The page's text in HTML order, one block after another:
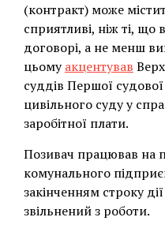
(контракт) може
сприятливі, ніж ті, що
договорі, а не менш
цьомуакцентував
суддів Першої
цивільного суду у
заробітної плати.
Позивач працював на
комунального
закінченням строку
звільнений з роботи.